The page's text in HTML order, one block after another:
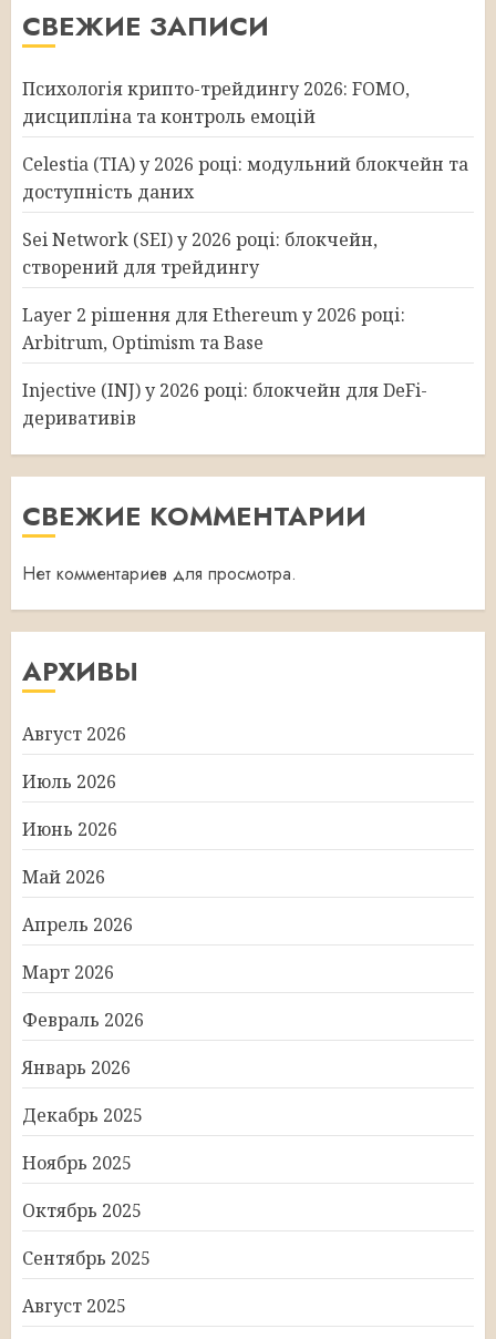
СВЕЖИЕ ЗАПИСИ
Психологія крипто-трейдингу 2026: FOMO,
дисципліна та контроль емоцій
Celestia (TIA) у 2026 році: модульний блокчейн та
доступність даних
Sei Network (SEI) у 2026 році: блокчейн,
створений для трейдингу
Layer 2 рішення для Ethereum у 2026 році:
Arbitrum, Optimism та Base
Injective (INJ) у 2026 році: блокчейн для DeFi-
деривативів
СВЕЖИЕ КОММЕНТАРИИ
Нет комментариев для просмотра.
АРХИВЫ
Август 2026
Июль 2026
Июнь 2026
Май 2026
Апрель 2026
Март 2026
Февраль 2026
Январь 2026
Декабрь 2025
Ноябрь 2025
Октябрь 2025
Сентябрь 2025
Август 2025